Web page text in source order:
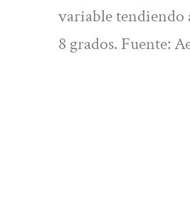
variable tendiendo
8 grados. Fuente: